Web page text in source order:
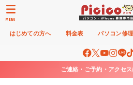
はじめての方へ 料金表 パソコン修理
MENU
ご連絡・ご予約・アクセ